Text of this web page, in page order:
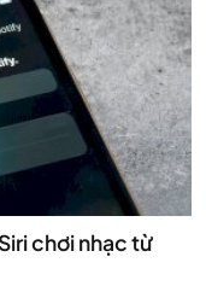
chơi nhạc từ